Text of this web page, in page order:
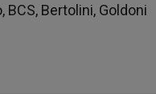
BCS, Bertolini, Goldoni